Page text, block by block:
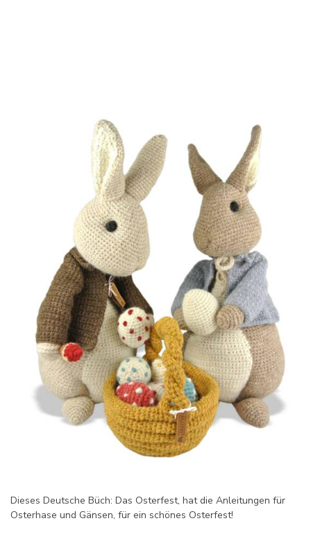
Dieses Deutsche Büch: Das Osterfest, hat die Anleitungen für
Osterhase und Gänsen, für ein schönes Osterfest!